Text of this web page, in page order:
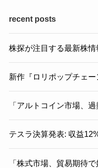
recent posts
株探が注目する最新株情
新作『ロリポップチェ
「アルトコイン市場、
テスラ決算発表: 収益
「株式市場、貿易期待で